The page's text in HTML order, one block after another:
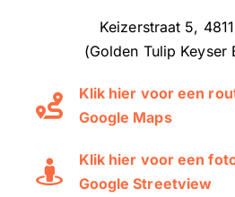
Keizerstraat 5,
(Golden Tulip Keyser
Klik hier voor een
Google Maps
Klik hier voor een
Google Streetview